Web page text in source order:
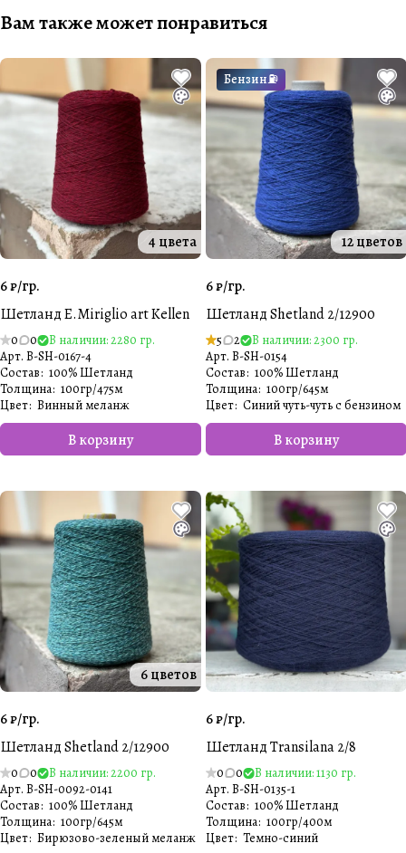
Вам также может понравиться
4 цвета
6 ₽/гр.
Шетланд E.Miriglio art Kellen
0 0
В наличии: 2280 гр.
Арт. B-SH-0167-4
В корзину
Состав: 100% Шетланд
Толщина: 100гр/475м
Цвет: Винный меланж
Бензин⛽️
12 цветов
6 ₽/гр.
Шетланд Shetland 2/12900
5 2
В наличии: 2300 гр.
Арт. B-SH-0154
В корзину
Состав: 100% Шетланд
Толщина: 100гр/645м
Цвет: Синий чуть-чуть с бензином
6 цветов
6 ₽/гр.
Шетланд Shetland 2/12900
0 0
В наличии: 2200 гр.
Арт. B-SH-0092-0141
Состав: 100% Шетланд
Толщина: 100гр/645м
Цвет: Бирюзово-зеленый меланж
6 ₽/гр.
Шетланд Transilana 2/8
0 0
В наличии: 1130 гр.
Арт. B-SH-0135-1
Состав: 100% Шетланд
Толщина: 100гр/400м
Цвет: Темно-синий